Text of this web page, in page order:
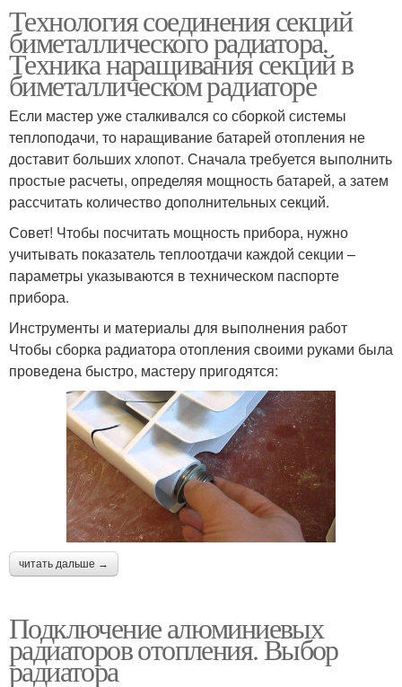
Технология соединения секций
биметаллического радиатора.
Техника наращивания секций в
биметаллическом радиаторе
Если мастер уже сталкивался со сборкой системы
теплоподачи, то наращивание батарей отопления не
доставит больших хлопот. Сначала требуется выполнить
простые расчеты, определяя мощность батарей, а затем
рассчитать количество дополнительных секций.
Совет! Чтобы посчитать мощность прибора, нужно
учитывать показатель теплоотдачи каждой секции –
параметры указываются в техническом паспорте
прибора.
Инструменты и материалы для выполнения работ
Чтобы сборка радиатора отопления своими руками была
проведена быстро, мастеру пригодятся:
читать дальше →
Подключение алюминиевых
радиаторов отопления. Выбор
радиатора